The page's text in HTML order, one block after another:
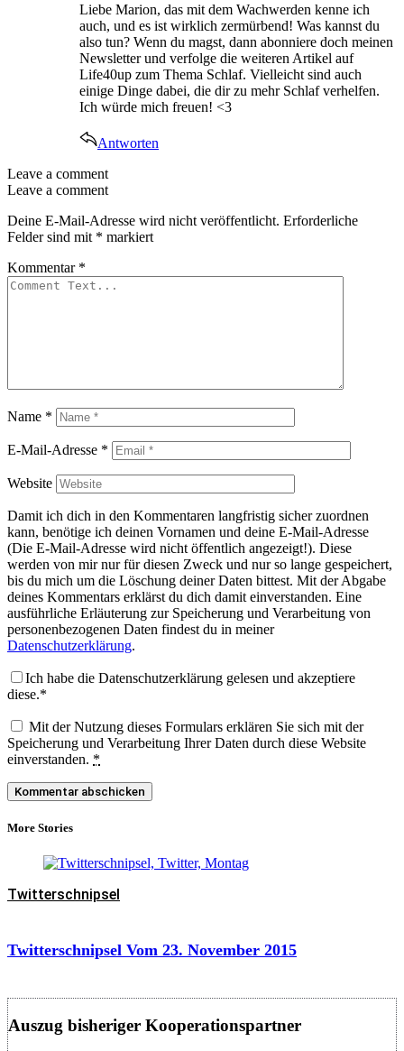
Liebe Marion, das mit dem Wachwerden kenne ich
auch, und es ist wirklich zermürbend! Was kannst du
also tun? Wenn du magst, dann abonniere doch meinen
Newsletter und verfolge die weiteren Artikel auf
Life40up zum Thema Schlaf. Vielleicht sind auch
einige Dinge dabei, die dir zu mehr Schlaf verhelfen.
Ich würde mich freuen! <3
Antworten
Leave a comment
Leave a comment
Deine E-Mail-Adresse wird nicht veröffentlicht. Erforderliche
Felder sind mit * markiert
Kommentar *
Name *
E-Mail-Adresse *
Website
Damit ich dich in den Kommentaren langfristig sicher zuordnen
kann, benötige ich deinen Vornamen und deine E-Mail-Adresse
(Die E-Mail-Adresse wird nicht öffentlich angezeigt!). Diese
werden von mir nur für diesen Zweck und nur so lange gespeichert,
bis du mich um die Löschung deiner Daten bittest. Mit der Abgabe
deines Kommentars erklärst du dich damit einverstanden. Eine
ausführliche Erläuterung zur Speicherung und Verarbeitung von
personenbezogenen Daten findest du in meiner
Datenschutzerklärung.
Ich habe die Datenschutzerklärung gelesen und akzeptiere
diese.*
Mit der Nutzung dieses Formulars erklären Sie sich mit der
Speicherung und Verarbeitung Ihrer Daten durch diese Website
einverstanden. *
More Stories
Twitterschnipsel
Twitterschnipsel Vom 23. November 2015
Auszug bisheriger Kooperationspartner